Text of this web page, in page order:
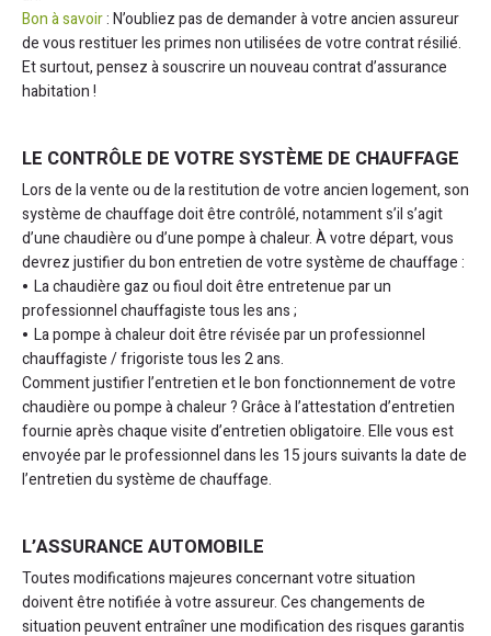
Bon à savoir: N’oubliez pas de demander à votre ancien assureur
de vous restituer les primes non utilisées de votre contrat résilié.
Et surtout, pensez à souscrire un nouveau contrat d’assurance
habitation !
LE CONTRÔLE DE VOTRE SYSTÈME DE CHAUFFAGE
Lors de la vente ou de la restitution de votre ancien logement, son
système de chauffage doit être contrôlé, notamment s’il s’agit
d’une chaudière ou d’une pompe à chaleur. À votre départ, vous
devrez justifier du bon entretien de votre système de chauffage :
La chaudière gaz ou fioul doit être entretenue par un
professionnel chauffagiste tous les ans ;
La pompe à chaleur doit être révisée par un professionnel
chauffagiste / frigoriste tous les 2 ans.
Comment justifier l’entretien et le bon fonctionnement de votre
chaudière ou pompe à chaleur ? Grâce à l’attestation d’entretien
fournie après chaque visite d’entretien obligatoire. Elle vous est
envoyée par le professionnel dans les 15 jours suivants la date de
l’entretien du système de chauffage.
L’ASSURANCE AUTOMOBILE
Toutes modifications majeures concernant votre situation
doivent être notifiée à votre assureur. Ces changements de
situation peuvent entraîner une modification des risques garantis